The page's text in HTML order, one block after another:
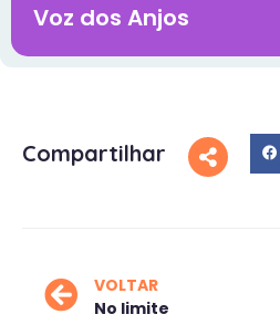
Voz dos Anjos
Compartilhar
VOLTAR
No limite